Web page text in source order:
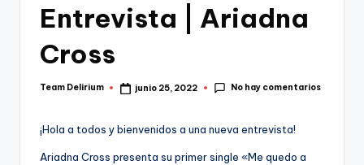
Entrevista | Ariadna
Cross
Publicado
Team Delirium junio 25, 2022 No hay comentarios
¡Hola a todos y bienvenidos a una nueva entrevista!
Ariadna Cross presenta su primer single «Me quedo a